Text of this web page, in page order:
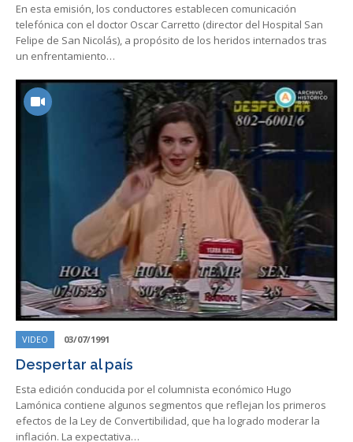
En esta emisión, los conductores establecen comunicación
telefónica con el doctor Oscar Carretto (director del Hospital San
Felipe de San Nicolás), a propósito de los heridos internados tras
un enfrentamiento…
VIDEO 03/07/1991
Despertar al país
Esta edición conducida por el columnista económico Hugo
Lamónica contiene algunos segmentos que reflejan los primeros
efectos de la Ley de Convertibilidad, que ha logrado moderar la
inflación. La expectativa…